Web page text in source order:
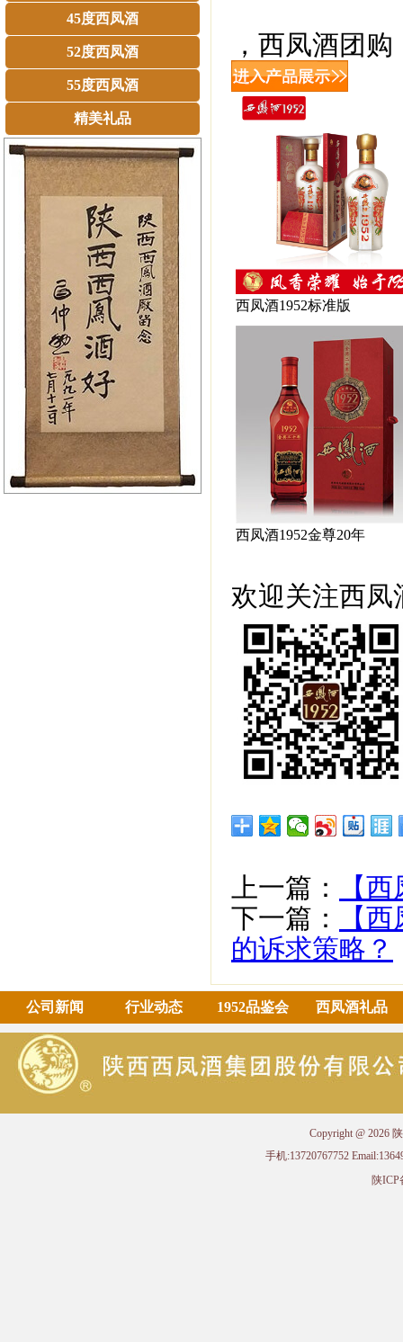
45度西凤酒
52度西凤酒
55度西凤酒
精美礼品
，西凤酒团购
西凤酒1952标准版
西凤酒1952金尊20年
欢迎关注西凤
上一篇：
【
下一篇：
【
的诉求策略？
公司新闻 行业动态 1952品鉴会 西凤酒礼品
Copyright @ 2026
手机:13720767752
陕ICP